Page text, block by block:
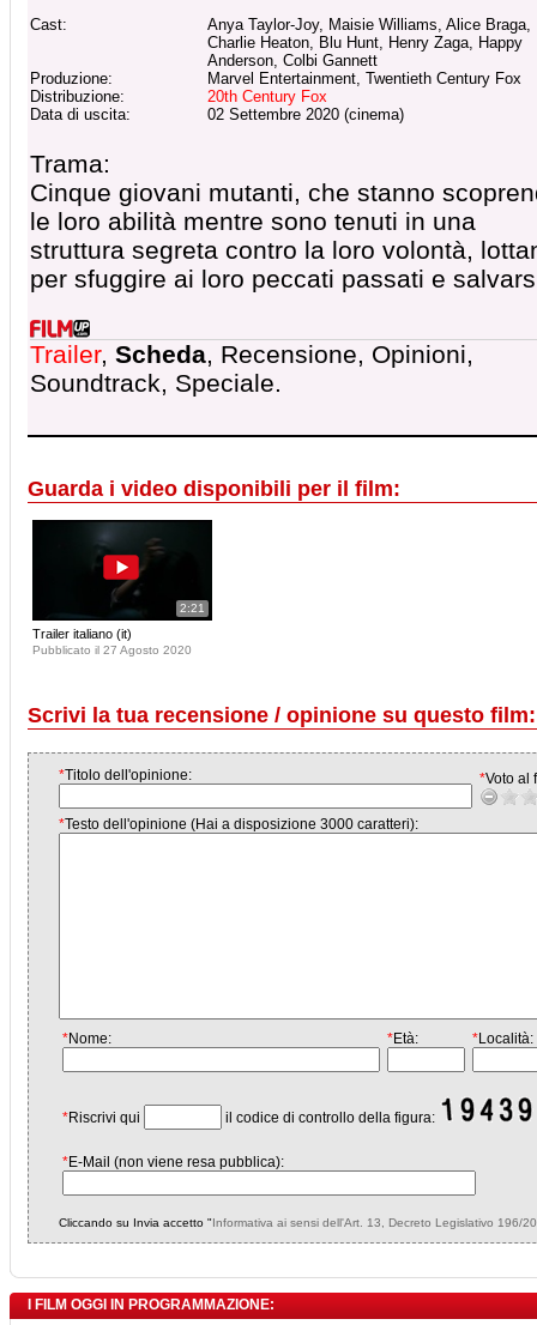
Cast:
Anya Taylor-Joy, Maisie Williams, Alice Braga,
Charlie Heaton, Blu Hunt, Henry Zaga, Happy
Anderson, Colbi Gannett
Produzione:
Marvel Entertainment, Twentieth Century Fox
Distribuzione:
20th Century Fox
Data di uscita:
02 Settembre 2020 (cinema)
Trama:
Cinque giovani mutanti, che stanno
le loro abilità mentre sono tenuti in una
struttura segreta contro la loro volontà,
per sfuggire ai loro peccati passati e
Trailer, Scheda, Recensione, Opinioni,
Soundtrack, Speciale.
Guarda i video disponibili per il film:
2:21
Trailer italiano (it)
Pubblicato il 27 Agosto 2020
Scrivi la tua recensione / opinione su questo
*Titolo dell'opinione: *Voto al
*Testo dell'opinione (Hai a disposizione 3000 caratteri):
*Nome: *Età: *Località:
*Riscrivi qui il codice di controllo della figura:
*E-Mail (non viene resa pubblica):
Cliccando su Invia accetto "Informativa ai sensi dell'Art. 13, Decreto Legislativo 196/
I FILM OGGI IN PROGRAMMAZIONE: